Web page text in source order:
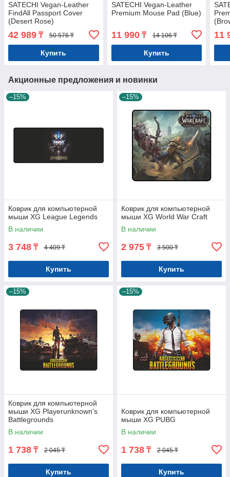
SATECHI Vegan-Leather
FindAll Passport Cover
(Desert Rose)
42 989 ₸ 50 576 ₸
Купить
SATECHI Vegan-Leather
Premium Mouse Pad (Blue)
11 990₸ 14 106 ₸
Купить
11
Акционные предложения и новинки
–15%
Коврик для компьютерной
мыши XG League Legends
В наличии
3 748 ₸ 4 409 ₸
Купить
–15%
Коврик для компьютерной
мыши XG World War Craft
В наличии
2 975 ₸ 3 500 ₸
Купить
–15%
Коврик для компьютерной
мыши XG Playerunknown's
Battlegrounds
В наличии
1 738 ₸ 2 045 ₸
Купить
–15%
Коврик для компьютерной
мыши XG PUBG
В наличии
1 738 ₸ 2 045 ₸
Купить